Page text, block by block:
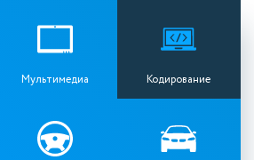
Мультимедиа Кодирование